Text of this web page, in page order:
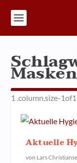
Aktuelle
von Lars